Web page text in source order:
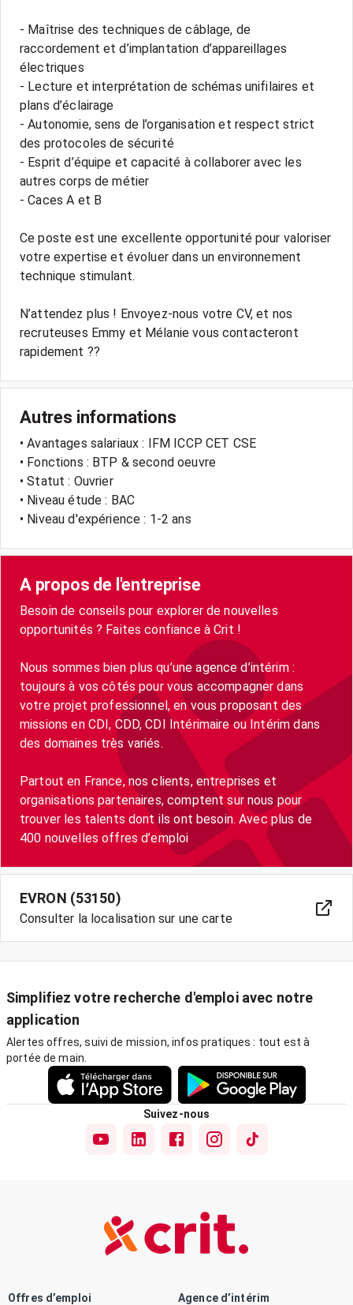
- Maîtrise des techniques de câblage, de
raccordement et d’implantation d’appareillages
électriques
- Lecture et interprétation de schémas unifilaires et
plans d’éclairage
- Autonomie, sens de l’organisation et respect strict
des protocoles de sécurité
- Esprit d’équipe et capacité à collaborer avec les
autres corps de métier
- Caces A et B
Ce poste est une excellente opportunité pour valoriser
votre expertise et évoluer dans un environnement
technique stimulant.
N’attendez plus ! Envoyez-nous votre CV, et nos
recruteuses Emmy et Mélanie vous contacteront
rapidement ??
Autres informations
• Avantages salariaux : IFM ICCP CET CSE
• Fonctions : BTP & second oeuvre
• Statut : Ouvrier
• Niveau étude : BAC
• Niveau d'expérience : 1-2 ans
A propos de l'entreprise
Besoin de conseils pour explorer de nouvelles
opportunités ? Faites confiance à Crit !
Nous sommes bien plus qu’une agence d’intérim :
toujours à vos côtés pour vous accompagner dans
votre projet professionnel, en vous proposant des
missions en CDI, CDD, CDI Intérimaire ou Intérim dans
des domaines très variés.
Partout en France, nos clients, entreprises et
organisations partenaires, comptent sur nous pour
trouver les talents dont ils ont besoin. Avec plus de
400 nouvelles offres d’emploi
EVRON (53150)
Consulter la localisation sur une carte
Simplifiez votre recherche d'emploi avec notre
application
Alertes offres, suivi de mission, infos pratiques : tout est à
portée de main.
Suivez-nous
Offres d’emploi Agence d’intérim